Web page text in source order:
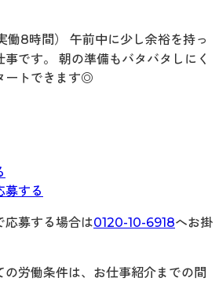
働8時間） 午前中に少し余裕を持っ
事です。 朝の準備もバタバタしにく
ートできます◎
募する
応募する場合は0120-10-6918へお掛
労働条件は、お仕事紹介までの間